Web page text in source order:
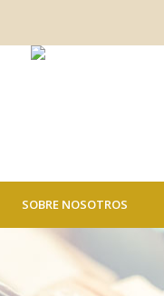
SOBRE NOSOTROS